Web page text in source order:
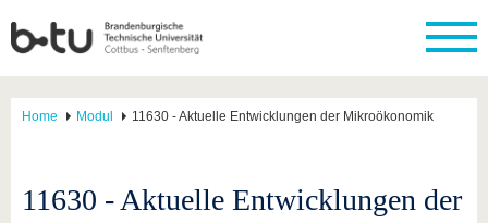
Home Modul 11630 - Aktuelle Entwicklungen der Mikroökonomik
11630 - Aktuelle Entwicklungen der